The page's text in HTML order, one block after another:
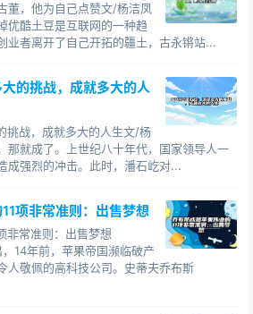
伊士运河因埃及战争而关闭，航运
金安号赚的钱，就已经够包玉刚买
搞短期出租的船主，每天都要赔老
凭着合约稳收租金。事实证明他这
是最好的经营策略。人们不得不承
眼光都是一流的！ 这次低潮过去
的办法，开始买旧船长期出租。可
出租，租金自然比旧船高；而旧船
船一样。 尽管连战皆捷，包玉刚
经营利润来买新船，这个发展速度
争取银行的贷款。当时，包玉刚还
董，他为自己点赞文/杨洁凤
优酷土豆是互联网的一种趋
业者离开了自己开拓的疆土，古永锵站...
的挑战，成就多大的人
挑战，成就多大的人生文/杨
那就成了。上世纪八十年代，国家领导人一
成强烈的冲击。此时，潘石屹对...
项非常准则：出售梦想
非常准则：出售梦想
14年前，苹果帝国濒临破产
人敬佩的高科技公司。史蒂夫乔布斯